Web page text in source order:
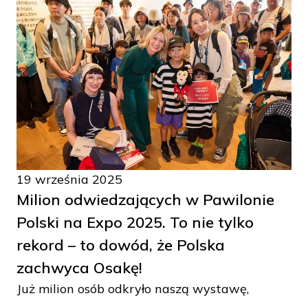
19 września 2025
Milion odwiedzających w Pawilonie
Polski na Expo 2025. To nie tylko
rekord – to dowód, że Polska
zachwyca Osakę!
Już milion osób odkryło naszą wystawę,